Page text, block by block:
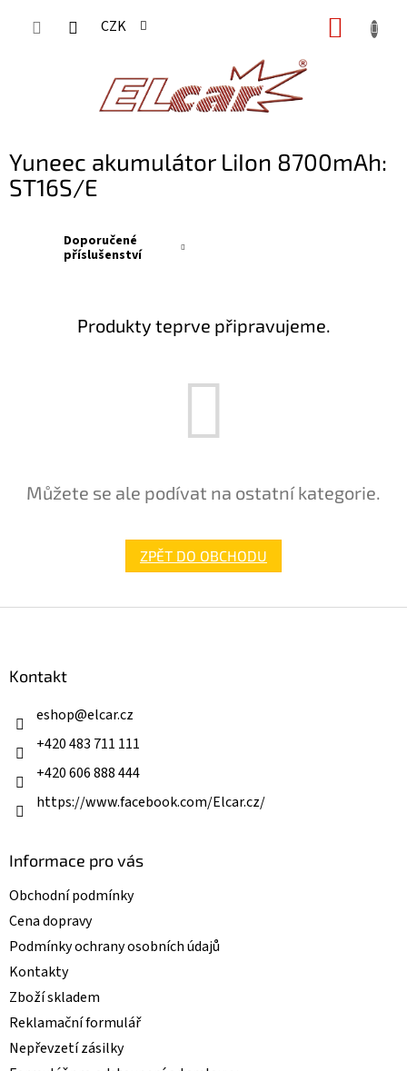
CZK
Yuneec akumulátor LiIon 8700mAh:
ST16S/E
Doporučené
příslušenství
Produkty teprve připravujeme.
Můžete se ale podívat na ostatní kategorie.
ZPĚT DO OBCHODU
Kontakt
eshop@elcar.cz
+420 483 711 111
+420 606 888 444
https://www.facebook.com/Elcar.cz/
Informace pro vás
Obchodní podmínky
Cena dopravy
Podmínky ochrany osobních údajů
Kontakty
Zboží skladem
Reklamační formulář
Nepřevzetí zásilky